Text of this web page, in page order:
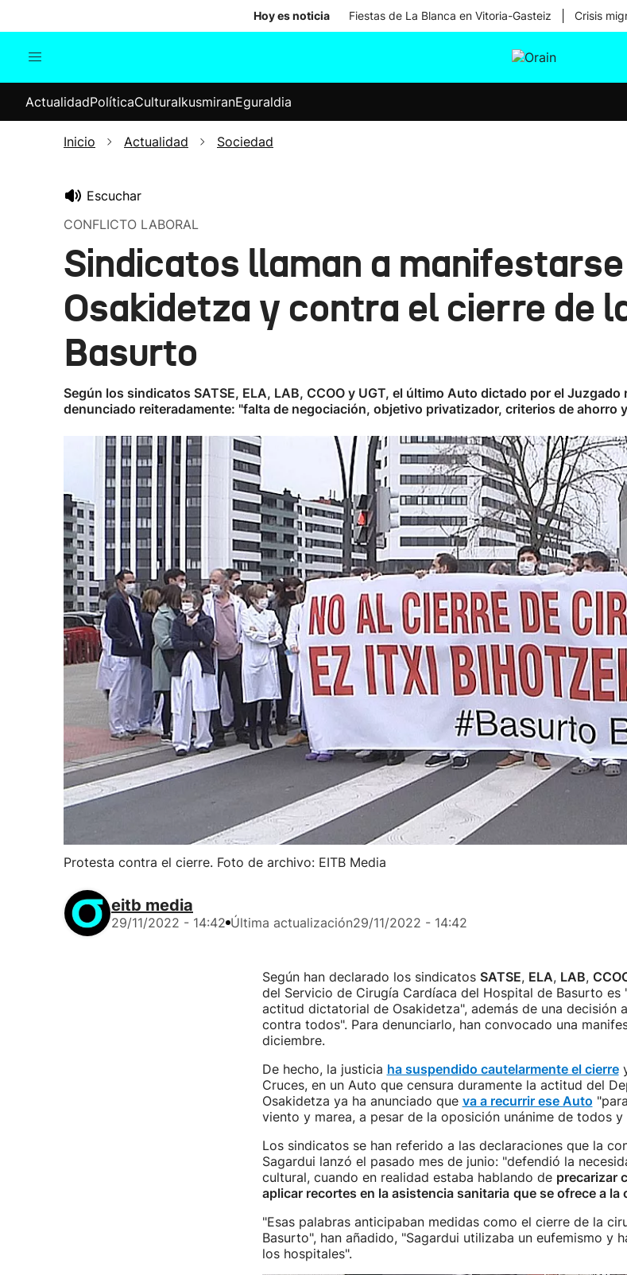
Hoy es noticia Fiestas de La Blanca en Vitoria-Gasteiz Crisis
Internacional
Elecciones
ActualidadPolíticaCulturaIkusmiranEguraldia
Inicio Actualidad Sociedad
Escuchar
CONFLICTO LABORAL
Sindicatos llaman a
Osakidetza y contra el cierre de
Basurto
Según los sindicatos SATSE, ELA, LAB, CCOO y UGT, el último Auto dictado por el
denunciado reiteradamente: "falta de negociación, objetivo privatizador, criterios de ahorro
Protesta contra el cierre. Foto de archivo: EITB Media
eitb media
29/11/2022 - 14:42 Última actualización29/11/2022 - 14:42
Según han declarado los sindicatos SATSE, ELA, LAB,
del Servicio de Cirugía Cardíaca del Hospital de Basurto es
actitud dictatorial de Osakidetza", además de una decisión
contra todos". Para denunciarlo, han convocado una
diciembre.
De hecho, la justicia ha suspendido cautelarmente el cierre
Cruces, en un Auto que censura duramente la actitud del
Osakidetza ya ha anunciado que va a recurrir ese Auto
viento y marea, a pesar de la oposición unánime de todos y
Los sindicatos se han referido a las declaraciones que la
Sagardui lanzó el pasado mes de junio: "defendió la
cultural, cuando en realidad estaba hablando de precarizar
aplicar recortes en la asistencia sanitaria que se ofrece a la
"Esas palabras anticipaban medidas como el cierre de la
Basurto", han añadido, "Sagardui utilizaba un eufemismo y
los hospitales".